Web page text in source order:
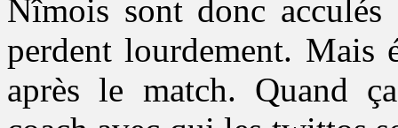
Nîmois sont donc
perdent lourdement. Mais
après le match. Quand